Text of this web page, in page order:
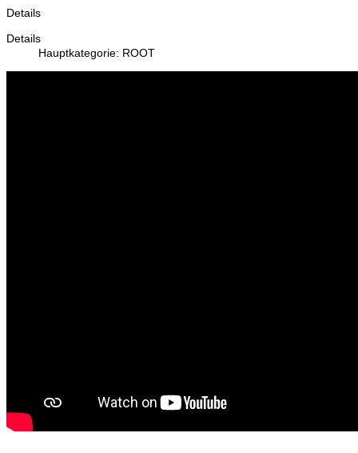
Details
Details
Hauptkategorie: ROOT